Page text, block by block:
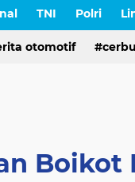
TNI Polri
otomotif
Boikot